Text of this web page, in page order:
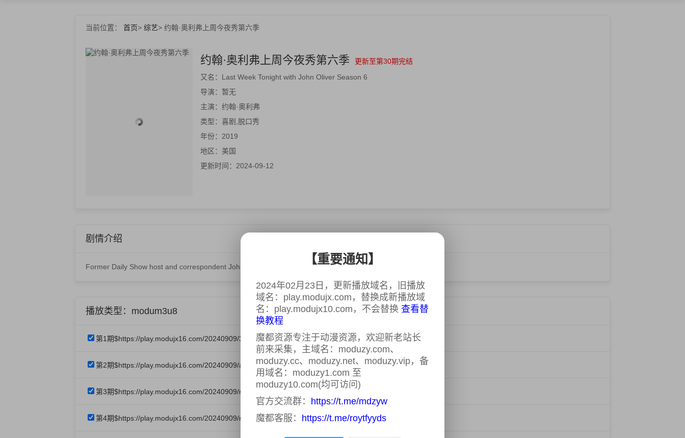
当前位置： 首页> 综艺> 约翰·奥利弗上周今夜秀第六季
约翰·奥利弗上周今夜秀第六季
更新至第30期完结
又名： Last Week Tonight with John Oliver Season 6
导演： 暂无
主演： 约翰·奥利弗
类型： 喜剧,脱口秀
年份： 2019
地区： 美国
更新时间： 2024-09-12
剧情介绍
Former Daily Show host and correspondent John Oliver brings his persona to this new weekly news sati...
播放类型：modum3u8
第1期$https://play.modujx16.com/20240909/32a67Ujw/index.m3u8
第2期$https://play.modujx16.com/20240909/amaKEd9v/index.m3u8
第3期$https://play.modujx16.com/20240909/miYys2kj/index.m3u8
第4期$https://play.modujx16.com/20240909/nqtBgG2l/index.m3u8
【重要通知】
2024年02月23日，更新播放域名，旧播放
域名：play.modujx.com，替换成新播放域
名：play.modujx10.com，不会替换 查看替
换教程
魔都资源专注于动漫资源，欢迎新老站长
前来采集，主域名：moduzy.com、
moduzy.cc、moduzy.net、moduzy.vip，备
用域名：moduzy1.com 至
moduzy10.com(均可访问)
官方交流群： https://t.me/mdzyw
魔都客服： https://t.me/roytfyyds